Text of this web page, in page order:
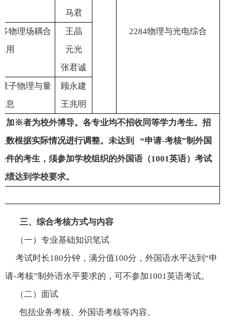
马君
2284物理与光电综合
多物理场耦合
用
王晶
元光
张君诚
量子物理与量
息
顾永建
王兆明
加※者为校外博导。各专业均不招收同等学力考生。招
数根据实际情况进行调整。未达到 “申请-考核”制外国
件的考生，须参加学校组织的外国语（1001英语）考试
绩达到学校要求。
三、综合考核方式与内容
（一）专业基础知识笔试
考试时长180分钟，满分值100分，外国语水平达到“申
请-考核”制外语水平要求的，可不参加1001英语考试。
（二）面试
包括业务考核、外国语考核等内容。